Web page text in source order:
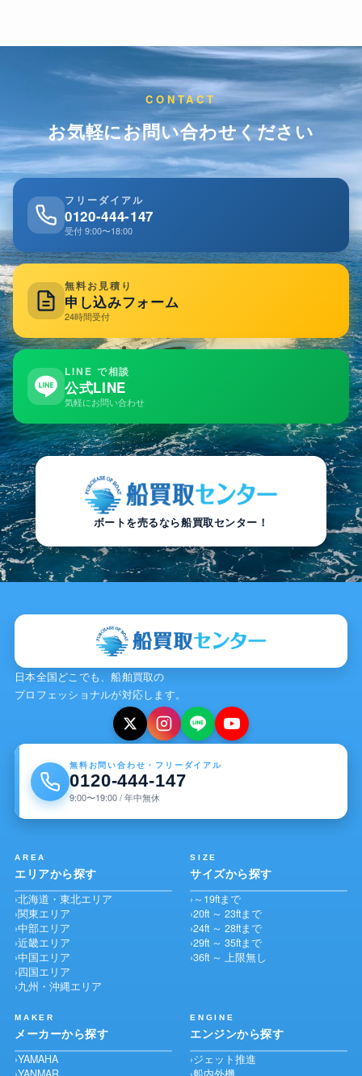
CONTACT
お気軽にお問い合わせください
フリーダイアル
0120-444-147
受付 9:00〜18:00
無料お見積り
申し込みフォーム
24時間受付
LINE で相談
公式LINE
気軽にお問い合わせ
ボートを売るなら船買取センター！
日本全国どこでも、船舶買取の
プロフェッショナルが対応します。
無料お問い合わせ・フリーダイアル
0120-444-147
9:00〜19:00 / 年中無休
AREA
エリアから探す
北海道・東北エリア
関東エリア
中部エリア
近畿エリア
中国エリア
四国エリア
九州・沖縄エリア
SIZE
サイズから探す
～19ftまで
20ft ～ 23ftまで
24ft ～ 28ftまで
29ft ～ 35ftまで
36ft ～ 上限無し
MAKER
メーカーから探す
YAMAHA
ENGINE
エンジンから探す
ジェット推進